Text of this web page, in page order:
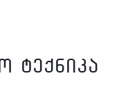
ტექნიკა